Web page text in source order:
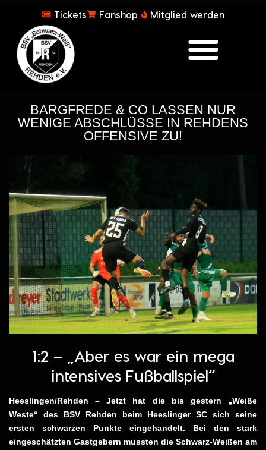
Tickets Fanshop Mitglied werden
BARGFREDE & CO LASSEN NUR
WENIGE ABSCHLÜSSE IN REHDENS
OFFENSIVE ZU!
1:2 – „Aber es war ein mega
intensives Fußballspiel“
Heeslingen/Rehden – Jetzt hat die bis gestern „Weiße
Weste“ des BSV Rehden beim Heeslinger SC sich seine
ersten schwarzen Punkte eingehandelt. Bei den stark
eingeschätzten Gastgebern mussten die Schwarz-Weißen am